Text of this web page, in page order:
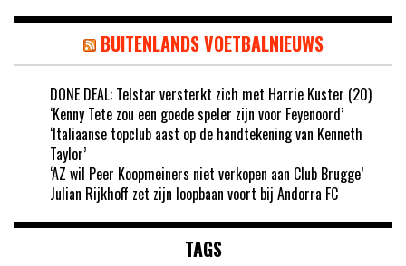
BUITENLANDS VOETBALNIEUWS
DONE DEAL: Telstar versterkt zich met Harrie Kuster (20)
‘Kenny Tete zou een goede speler zijn voor Feyenoord’
‘Italiaanse topclub aast op de handtekening van Kenneth
Taylor’
‘AZ wil Peer Koopmeiners niet verkopen aan Club Brugge’
Julian Rijkhoff zet zijn loopbaan voort bij Andorra FC
TAGS